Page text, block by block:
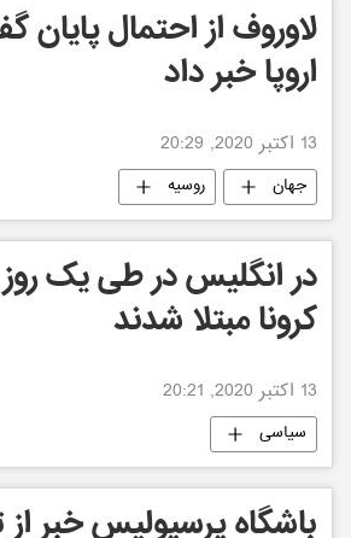
لاوروف از احتمال پایان
اروپا خبر داد
13 اکتبر 2020, 20:29
جهان روسیه
کرونا مبتلا شدند
13 اکتبر 2020, 20:21
سیاسی